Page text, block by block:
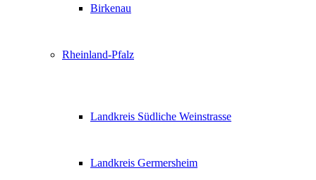
Birkenau
Rheinland-Pfalz
Landkreis Südliche Weinstrasse
Landkreis Germersheim